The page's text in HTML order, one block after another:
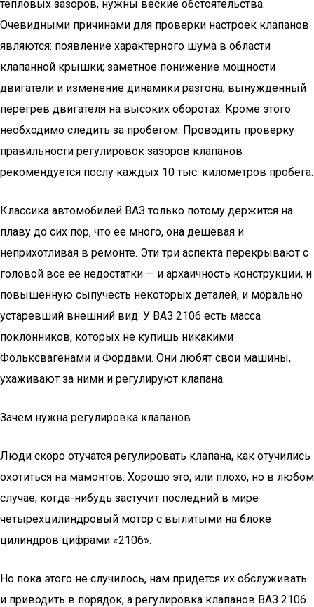
тепловых зазоров, нужны веские обстоятельства.
Очевидными причинами для проверки настроек клапанов
являются: появление характерного шума в области
клапанной крышки; заметное понижение мощности
двигатели и изменение динамики разгона; вынужденный
перегрев двигателя на высоких оборотах. Кроме этого
необходимо следить за пробегом. Проводить проверку
правильности регулировок зазоров клапанов
рекомендуется послу каждых 10 тыс. километров пробега.
Классика автомобилей ВАЗ только потому держится на
плаву до сих пор, что ее много, она дешевая и
неприхотливая в ремонте. Эти три аспекта перекрывают с
головой все ее недостатки — и архаичность конструкции, и
повышенную сыпучесть некоторых деталей, и морально
устаревший внешний вид. У ВАЗ 2106 есть масса
поклонников, которых не купишь никакими
Фольксвагенами и Фордами. Они любят свои машины,
ухаживают за ними и регулируют клапана.
Зачем нужна регулировка клапанов
Люди скоро отучатся регулировать клапана, как отучились
охотиться на мамонтов. Хорошо это, или плохо, но в любом
случае, когда-нибудь застучит последний в мире
четырехцилиндровый мотор с вылитыми на блоке
цилиндров цифрами «2106».
Но пока этого не случилось, нам придется их обслуживать
и приводить в порядок, а регулировка клапанов ВАЗ 2106